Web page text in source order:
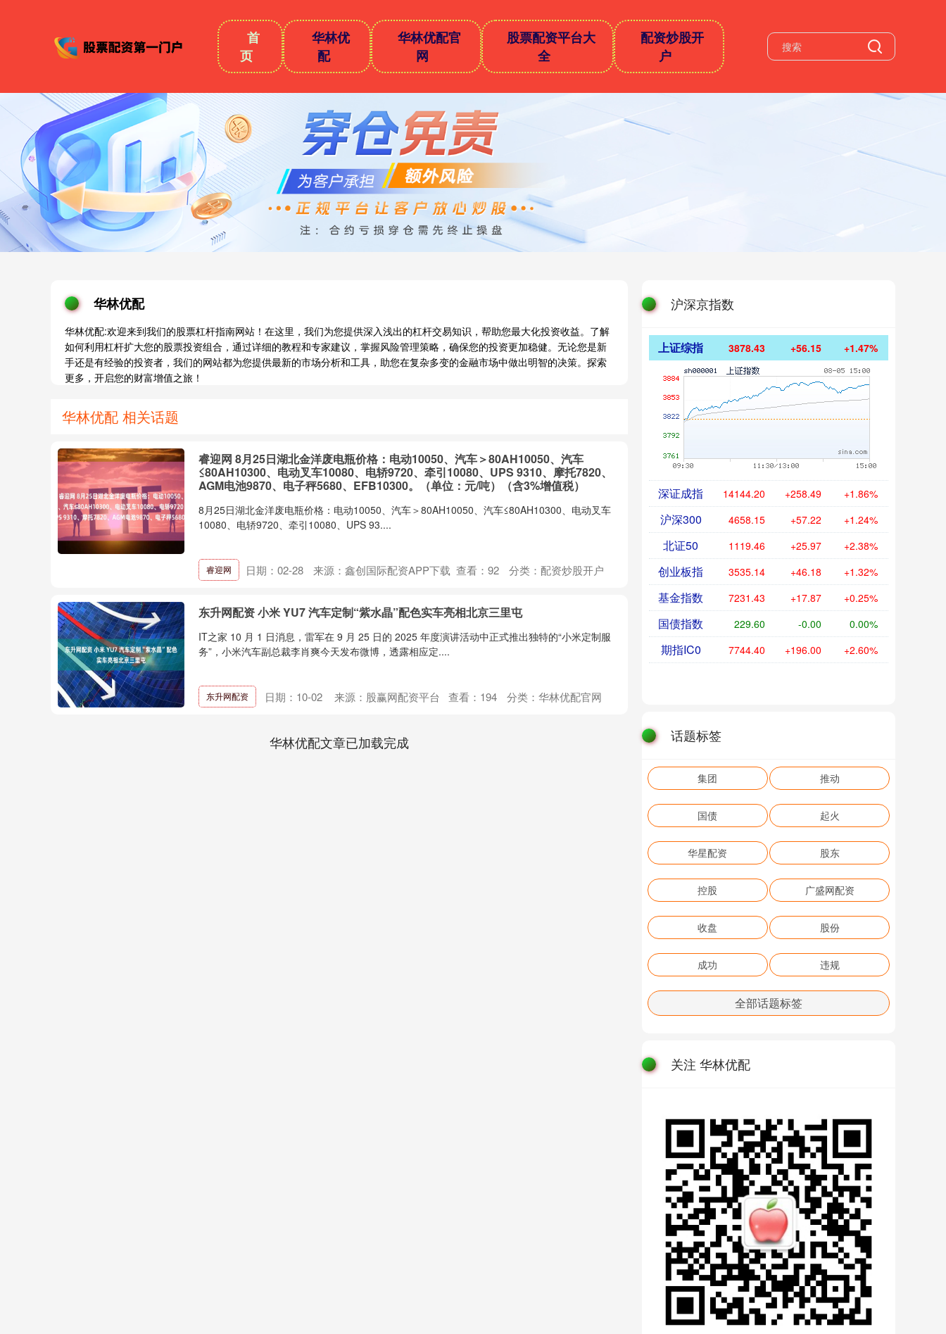
首
页
华林优
配
华林优配官
网
股票配资平台大
全
配资炒股开
户
华林优配
华林优配:欢迎来到我们的股票杠杆指南网站！在这里，我们为您提供深入浅出的杠杆交易知识，帮助您最大化投资收益。了解
如何利用杠杆扩大您的股票投资组合，通过详细的教程和专家建议，掌握风险管理策略，确保您的投资更加稳健。无论您是新
手还是有经验的投资者，我们的网站都为您提供最新的市场分析和工具，助您在复杂多变的金融市场中做出明智的决策。探索
更多，开启您的财富增值之旅！
华林优配 相关话题
睿迎网 8月25日湖北金洋废电瓶价格：电动10050、汽车＞80AH10050、汽车
≤80AH10300、电动叉车10080、电轿9720、牵引10080、UPS 9310、摩托7820、
AGM电池9870、电子秤5680、EFB10300。（单位：元/吨）（含3%增值税）
8月25日湖北金洋废电瓶价格：电动10050、汽车＞80AH10050、汽车≤80AH10300、电动叉车
10080、电轿9720、牵引10080、UPS 93....
睿迎网 日期：02-28 来源：鑫创国际配资APP下载 查看：92 分类：配资炒股开户
东升网配资 小米 YU7 汽车定制“紫水晶”配色实车亮相北京三里屯
IT之家 10 月 1 日消息，雷军在 9 月 25 日的 2025 年度演讲活动中正式推出独特的“小米定制服
务”，小米汽车副总裁李肖爽今天发布微博，透露相应定....
东升网配资 日期：10-02 来源：股赢网配资平台 查看： 194 分类： 华林优配官网
华林优配文章已加载完成
沪深京指数
上证综指 3878.43 +56.15 +1.47%
深证成指 14144.20 +258.49 +1.86%
沪深300 4658.15 +57.22 +1.24%
北证50 1119.46 +25.97 +2.38%
创业板指 3535.14 +46.18 +1.32%
基金指数 7231.43 +17.87 +0.25%
国债指数 229.60 -0.00 0.00%
期指IC0 7744.40 +196.00 +2.60%
话题标签
集团 推动
国债 起火
华星配资 股东
控股 广盛网配资
收盘 股份
成功 违规
全部话题标签
关注 华林优配